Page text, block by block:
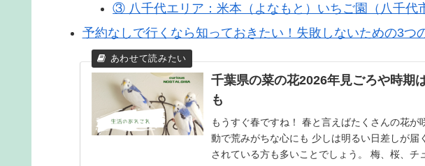
③ 八千代エリア：米本（よなもと）いちご園（八千代
予約なしで行くなら知っておきたい！失敗しないための3つ
千葉県の菜の花2026年見ごろや時期
も
もうすぐ春ですね！ 春と言えばたくさんの花
動で荒みがちな心にも 少しは明るい日差しが届
されている方も多いことでしょう。 梅、桜、チ